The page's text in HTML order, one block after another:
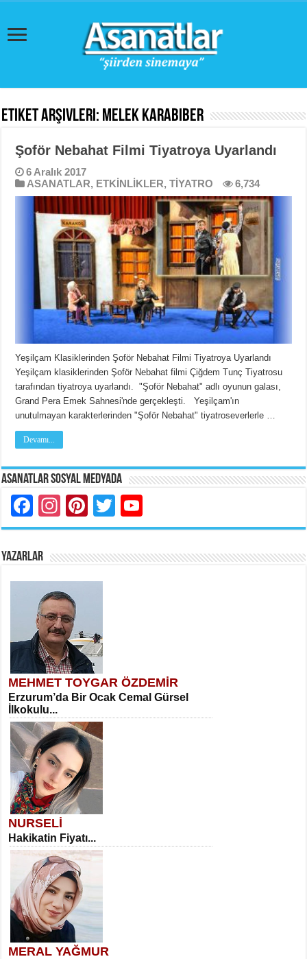
Etiket Arşivleri: Melek Karabiber
Şoför Nebahat Filmi Tiyatroya Uyarlandı
6 Aralık 2017
ASANATLAR, ETKİNLİKLER,TİYATRO 6,734
Yeşilçam Klasiklerinden Şoför Nebahat Filmi Tiyatroya Uyarlandı
Yeşilçam klasiklerinden Şoför Nebahat filmi Çiğdem Tunç Tiyatrosu
tarafından tiyatroya uyarlandı. "Şoför Nebahat" adlı oyunun galası,
Grand Pera Emek Sahnesi'nde gerçekleşti. Yeşilçam'ın
unutulmayan karakterlerinden "Şoför Nebahat" tiyatroseverlerle …
Devamı...
Asanatlar Sosyal Medyada
Facebook
Instagram
Pinterest
Twitter
YAZARLAR
MEHMET TOYGAR ÖZDEMİR
Erzurum’da Bir Ocak Cemal Gürsel
İlkokulu...
NURSELİ
Hakikatin Fiyatı...
MERAL YAĞMUR